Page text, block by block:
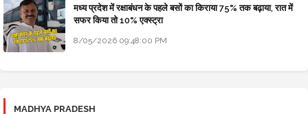
मध्य प्रदेश में रक्षाबंधन के पहले बसों का किराया 75% तक बढ़ाया, रात में
सफर किया तो 10% एक्स्ट्रा
8/05/2026 09:48:00 PM
MADHYA PRADESH